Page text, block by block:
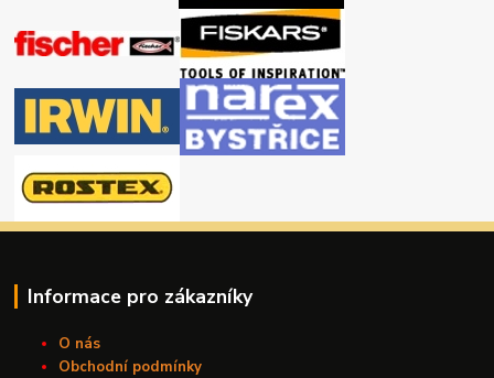
Informace pro zákazníky
O nás
Obchodní podmínky